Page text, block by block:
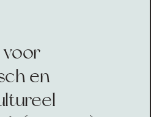
en